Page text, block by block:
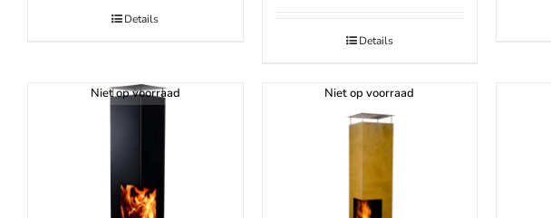
€189.00.Details
Details
Niet op voorraad Niet op voorraad